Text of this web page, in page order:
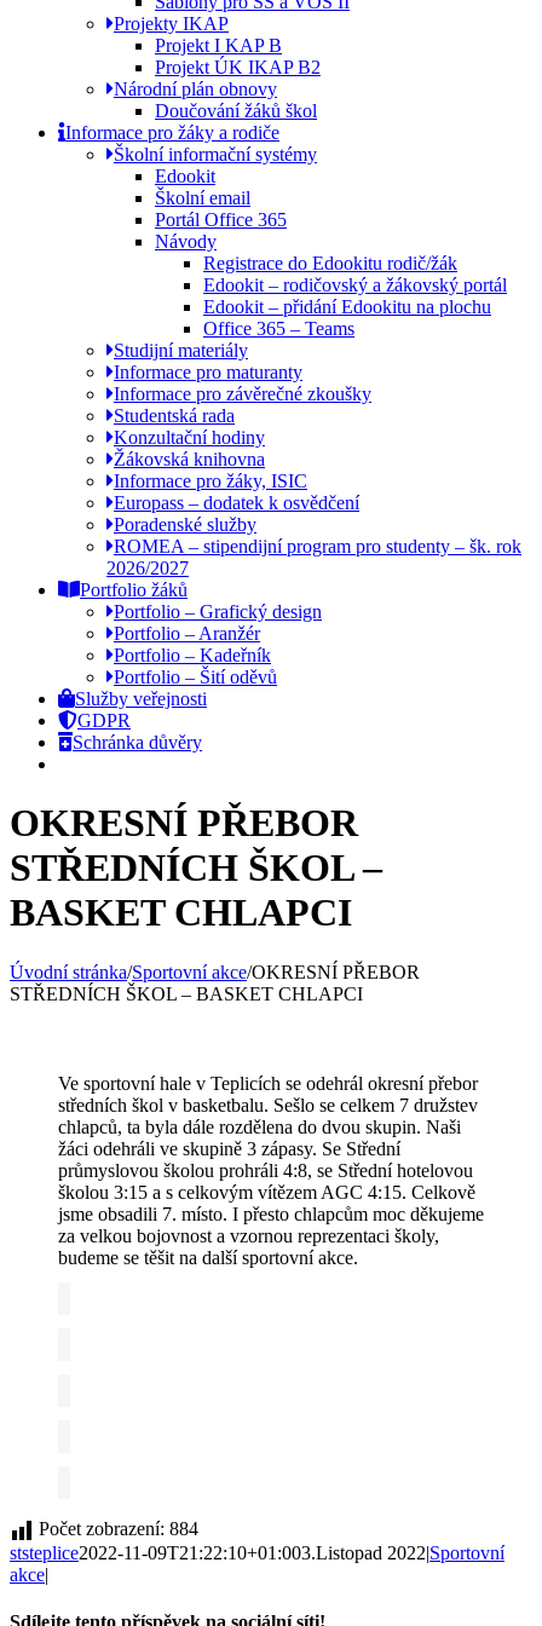
Projekty IKAP
Projekt I KAP B
Projekt ÚK IKAP B2
Národní plán obnovy
Doučování žáků škol
Informace pro žáky a rodiče
Školní informační systémy
Edookit
Školní email
Portál Office 365
Návody
Registrace do Edookitu rodič/žák
Edookit – rodičovský a žákovský portál
Edookit – přidání Edookitu na plochu
Office 365 – Teams
Studijní materiály
Informace pro maturanty
Informace pro závěrečné zkoušky
Studentská rada
Konzultační hodiny
Žákovská knihovna
Informace pro žáky, ISIC
Europass – dodatek k osvědčení
Poradenské služby
ROMEA – stipendijní program pro studenty – šk. rok
2026/2027
Portfolio žáků
Portfolio – Grafický design
Portfolio – Aranžér
Portfolio – Kadeřník
Portfolio – Šití oděvů
Služby veřejnosti
GDPR
Schránka důvěry
OKRESNÍ PŘEBOR
STŘEDNÍCH ŠKOL –
BASKET CHLAPCI
Úvodní stránka/Sportovní akce/OKRESNÍ PŘEBOR
STŘEDNÍCH ŠKOL – BASKET CHLAPCI
Ve sportovní hale v Teplicích se odehrál okresní přebor
středních škol v basketbalu. Sešlo se celkem 7 družstev
chlapců, ta byla dále rozdělena do dvou skupin. Naši
žáci odehráli ve skupině 3 zápasy. Se Střední
průmyslovou školou prohráli 4:8, se Střední hotelovou
školou 3:15 a s celkovým vítězem AGC 4:15. Celkově
jsme obsadili 7. místo. I přesto chlapcům moc děkujeme
za velkou bojovnost a vzornou reprezentaci školy,
budeme se těšit na další sportovní akce.
Počet zobrazení: 884
ststeplice2022-11-09T21:22:10+01:003.Listopad 2022|Sportovní
akce|